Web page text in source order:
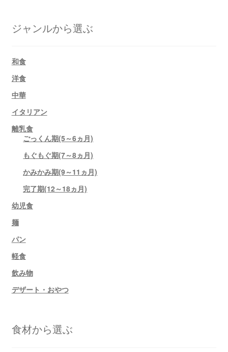
ジャンルから選ぶ
和食
洋食
中華
イタリアン
離乳食
ごっくん期(5～6ヵ月)
もぐもぐ期(7～8ヵ月)
かみかみ期(9～11ヵ月)
完了期(12～18ヵ月)
幼児食
麺
パン
軽食
飲み物
デザート・おやつ
食材から選ぶ